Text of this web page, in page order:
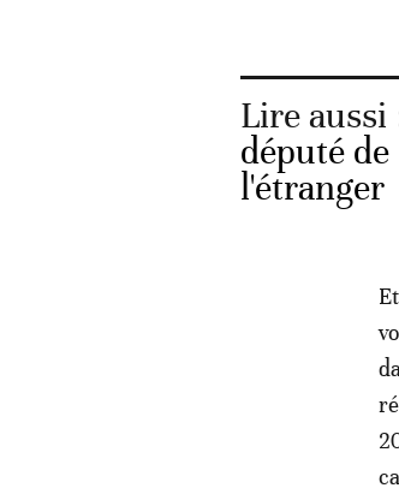
Lire aussi
député
l'étranger